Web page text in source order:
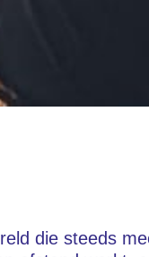
die steeds